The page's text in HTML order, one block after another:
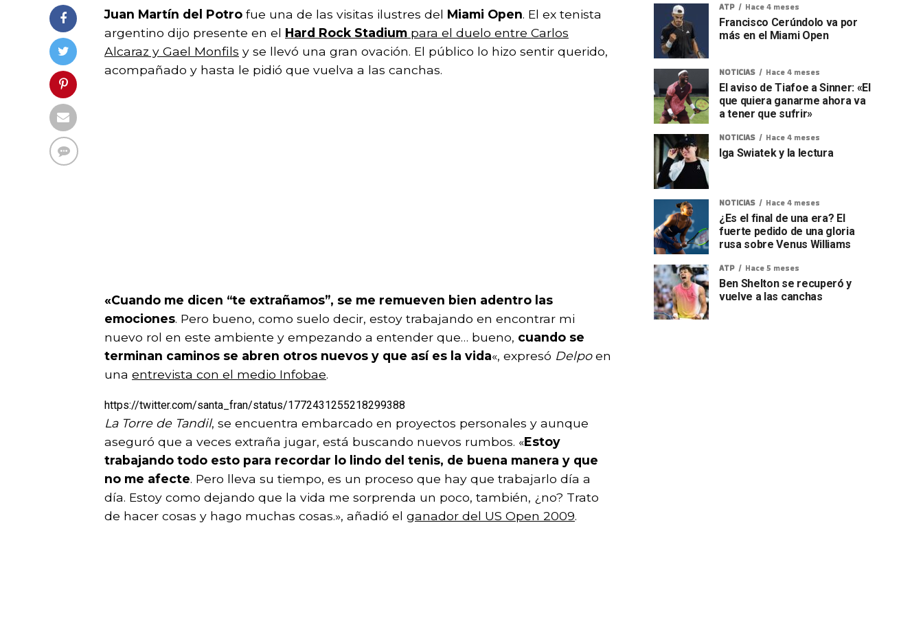
Juan Martín del Potro fue una de las visitas ilustres del Miami Open. El ex tenista
argentino dijo presente en el Hard Rock Stadium para el duelo entre Carlos
Alcaraz y Gael Monfils y se llevó una gran ovación. El público lo hizo sentir querido,
acompañado y hasta le pidió que vuelva a las canchas.
«Cuando me dicen “te extrañamos”, se me remueven bien adentro las
emociones. Pero bueno, como suelo decir, estoy trabajando en encontrar mi
nuevo rol en este ambiente y empezando a entender que… bueno, cuando se
terminan caminos se abren otros nuevos y que así es la vida«, expresó Delpoen
una entrevista con el medio Infobae.
https://twitter.com/santa_fran/status/1772431255218299388
La Torre de Tandil, se encuentra embarcado en proyectos personales y aunque
aseguró que a veces extraña jugar, está buscando nuevos rumbos. «Estoy
trabajando todo esto para recordar lo lindo del tenis, de buena manera y que
no me afecte. Pero lleva su tiempo, es un proceso que hay que trabajarlo día a
día. Estoy como dejando que la vida me sorprenda un poco, también, ¿no? Trato
de hacer cosas y hago muchas cosas.», añadió el ganador del US Open 2009.
ATP Hace 4 meses
Francisco Cerúndolo va por
más en el Miami Open
NOTICIAS Hace 4 meses
El aviso de Tiafoe a Sinner: «El
que quiera ganarme ahora va
a tener que sufrir»
NOTICIAS Hace 4 meses
Iga Swiatek y la lectura
NOTICIAS Hace 4 meses
¿Es el final de una era? El
fuerte pedido de una gloria
rusa sobre Venus Williams
ATP Hace 5 meses
Ben Shelton se recuperó y
vuelve a las canchas